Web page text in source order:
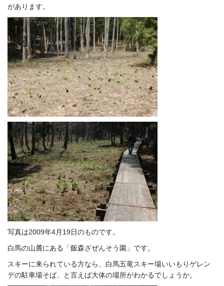
があります。
写真は2009年4月19日のものです。
白馬の山麓にある「飯森ざぜんそう園」です。
スキーに来られている方なら、白馬五竜スキー場いいもりゲレン
デの駐車場そば、と言えば大体の場所がわかるでしょうか。